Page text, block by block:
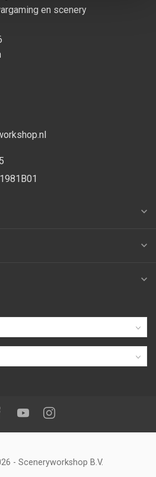
en scenery
ons op:
Facebook
YoutubeInstagram
- Sceneryworkshop B.V.